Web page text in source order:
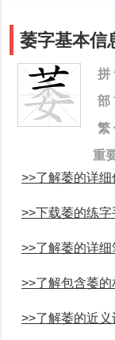
萎字基本信
拼
部
繁
重
>>了解萎的详细
>>下载萎的练
>>了解萎的详细
>>了解包含萎
>>了解萎的近义